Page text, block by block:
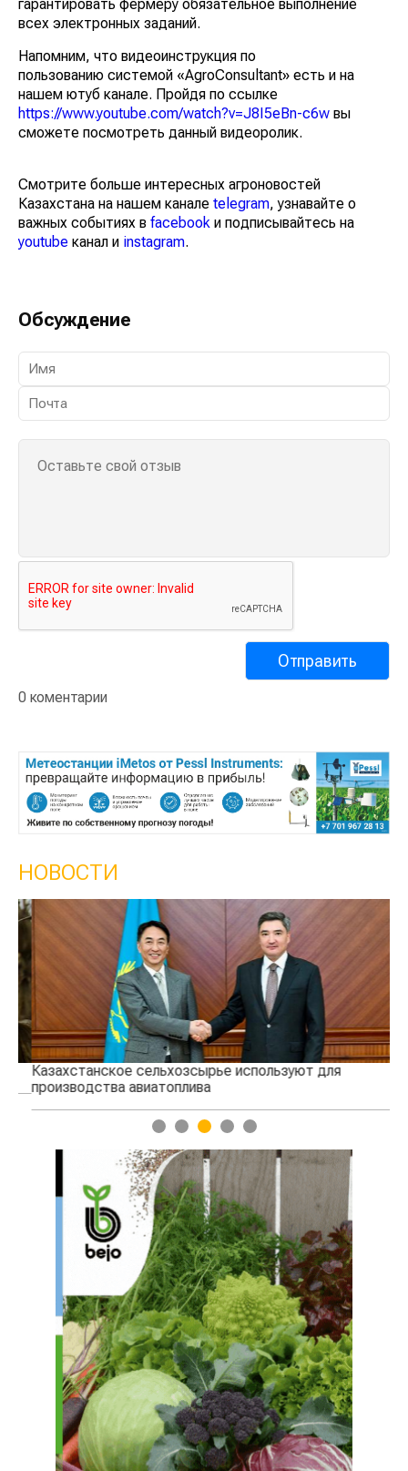
гарантировать фермеру обязательное выполнение
всех электронных заданий.
Напомним, что видеоинструкция по
пользованию системой «AgroConsultant» есть и на
нашем ютуб канале. Пройдя по ссылке
https://www.youtube.com/watch?v=J8I5eBn-c6w вы
сможете посмотреть данный видеоролик.
Смотрите больше интересных агроновостей
Казахстана на нашем канале telegram, узнавайте о
важных событиях в facebook и подписывайтесь на
youtube канал и instagram.
Обсуждение
0 коментарии
НОВОСТИ
Казахстанское сельхозсырье используют для
производства авиатоплива
1 2 3 4 5